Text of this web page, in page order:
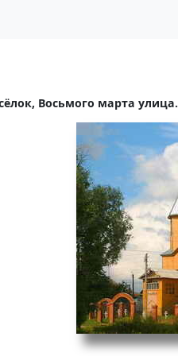
Восьмого марта улица.